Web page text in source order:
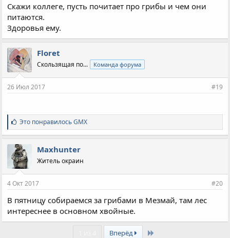
Скажи коллеге, пусть почитает про грибы и чем они
питаются.
Здоровья ему.
Floret
Скользящая по... Команда форума
26 Июл 2017 #19
С
и
м
п
а
т
и
:
Это понравилосьGMX
Maxhunter
Житель окраин
4 Окт 2017 #20
В пятницу собираемся за грибами в Мезмай, там лес
интереснее в основном хвойные.
Вперёд Last